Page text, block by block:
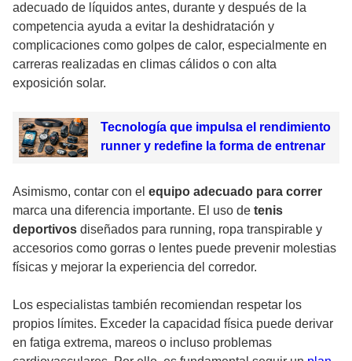
adecuado de líquidos antes, durante y después de la
competencia ayuda a evitar la deshidratación y
complicaciones como golpes de calor, especialmente en
carreras realizadas en climas cálidos o con alta
exposición solar.
Tecnología que impulsa el rendimiento
runner y redefine la forma de entrenar
Asimismo, contar con el equipo adecuado para correr
marca una diferencia importante. El uso de tenis
deportivos diseñados para running, ropa transpirable y
accesorios como gorras o lentes puede prevenir molestias
físicas y mejorar la experiencia del corredor.
Los especialistas también recomiendan respetar los
propios límites. Exceder la capacidad física puede derivar
en fatiga extrema, mareos o incluso problemas